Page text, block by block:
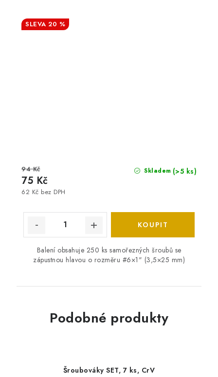
20 %
Skladem (>5 ks)
62 Kč bez DPH
75 Kč
94 Kč
Balení obsahuje 250 ks samořezných šroubů se
zápustnou hlavou o rozměru #6×1" (3,5×25 mm)
Podobné produkty
Šroubováky SET, 7 ks, CrV